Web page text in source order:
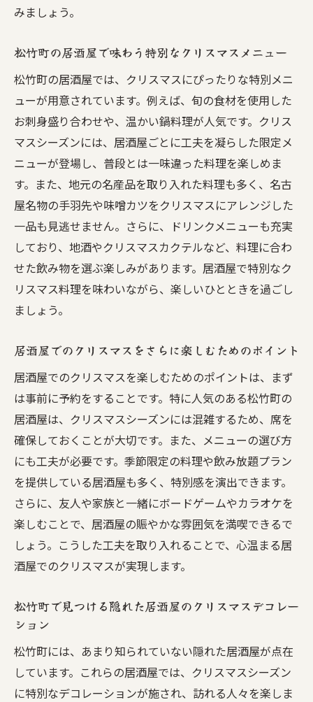
居酒屋で感じる松竹町のクリスマスの魔法
クリスマスに彩る松竹町の居酒屋でのひととき
松竹町の居酒屋で過ごすクリスマスの夜景
居酒屋で楽しむ松竹町のクリスマスイベン
ト
クリスマス限定の松竹町居酒屋メニューの
魅力
松竹町の居酒屋で味わうクリスマスの特別
料理
居酒屋で過ごす松竹町のクリスマスの魅力
を探る
クリスマスシーズンの松竹町の居酒屋の楽
松竹町の居酒屋でのクリスマスデートの魅
力
居酒屋でのクリスマスパーティーを楽しむ
方法
松竹町居酒屋でのクリスマスのサプライズ
アイデア
クリスマスの夜、松竹町の居酒屋で友人と
過ごす
特別なクリスマスを迎える松竹町の居酒屋
の魅力
居酒屋で演出する松竹町のクリスマスの過
地元に愛される居酒屋でクリスマスを楽しむ方
松竹町の地元に愛される居酒屋の秘密
居酒屋で感じる松竹町のクリスマスの魅力
みましょう。
松竹町の居酒屋で味わう特別なクリスマスメニュー
松竹町の居酒屋では、クリスマスにぴったりな特別メニ
ューが用意されています。例えば、旬の食材を使用した
お刺身盛り合わせや、温かい鍋料理が人気です。クリス
マスシーズンには、居酒屋ごとに工夫を凝らした限定メ
ニューが登場し、普段とは一味違った料理を楽しめま
す。また、地元の名産品を取り入れた料理も多く、名古
屋名物の手羽先や味噌カツをクリスマスにアレンジした
一品も見逃せません。さらに、ドリンクメニューも充実
しており、地酒やクリスマスカクテルなど、料理に合わ
せた飲み物を選ぶ楽しみがあります。居酒屋で特別なク
リスマス料理を味わいながら、楽しいひとときを過ごし
ましょう。
居酒屋でのクリスマスをさらに楽しむためのポイント
居酒屋でのクリスマスを楽しむためのポイントは、まず
は事前に予約をすることです。特に人気のある松竹町の
居酒屋は、クリスマスシーズンには混雑するため、席を
確保しておくことが大切です。また、メニューの選び方
にも工夫が必要です。季節限定の料理や飲み放題プラン
を提供している居酒屋も多く、特別感を演出できます。
さらに、友人や家族と一緒にボードゲームやカラオケを
楽しむことで、居酒屋の賑やかな雰囲気を満喫できるで
しょう。こうした工夫を取り入れることで、心温まる居
酒屋でのクリスマスが実現します。
松竹町で見つける隠れた居酒屋のクリスマスデコレー
ション
松竹町には、あまり知られていない隠れた居酒屋が点在
しています。これらの居酒屋では、クリスマスシーズン
に特別なデコレーションが施され、訪れる人々を楽しま